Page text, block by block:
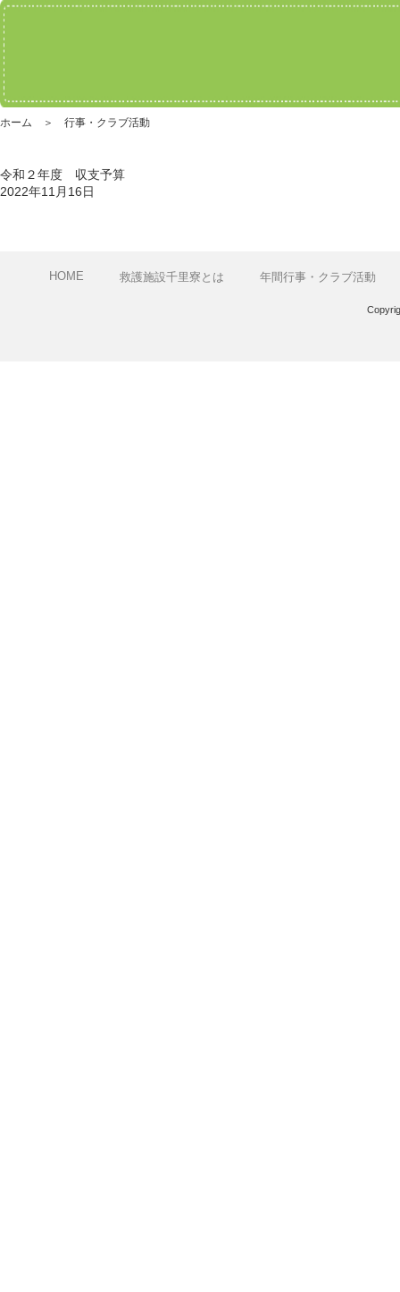
ホーム ＞ 行事・クラブ活動
令和２年度 収支予算
2022年11月16日
HOME 救護施設千里寮とは 年間行事・クラブ活動